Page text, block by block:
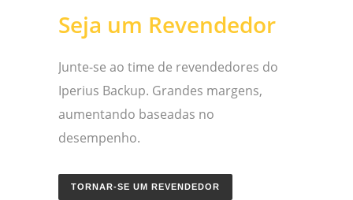
Seja um Revendedor
Junte-se ao time de revendedores do
Iperius Backup. Grandes margens,
aumentando baseadas no
desempenho.
TORNAR-SE UM REVENDEDOR